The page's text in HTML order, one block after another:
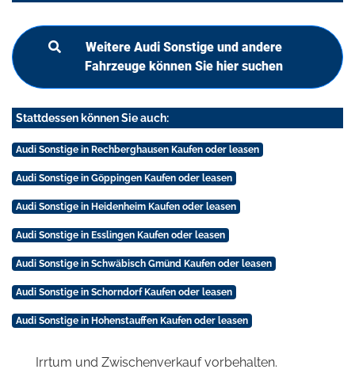
Weitere Audi Sonstige und andere
Fahrzeuge können Sie hier suchen
Stattdessen können Sie auch:
Audi Sonstige in Rechberghausen Kaufen oder leasen
Audi Sonstige in Göppingen Kaufen oder leasen
Audi Sonstige in Heidenheim Kaufen oder leasen
Audi Sonstige in Esslingen Kaufen oder leasen
Audi Sonstige in Schwäbisch Gmünd Kaufen oder leasen
Audi Sonstige in Schorndorf Kaufen oder leasen
Audi Sonstige in Hohenstauffen Kaufen oder leasen
Irrtum und Zwischenverkauf vorbehalten.